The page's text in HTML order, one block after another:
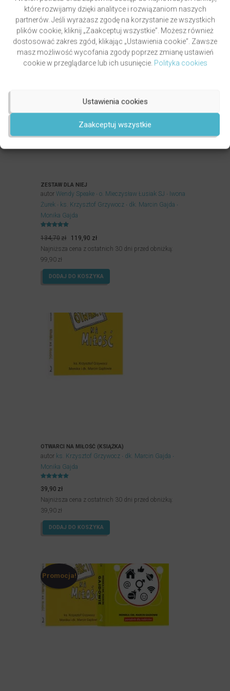
które rozwijamy dzięki analityce i rozwiązaniom naszych
partnerów. Jeśli wyrażasz zgodę na korzystanie ze wszystkich
plików cookie, kliknij „Zaakceptuj wszystkie”. Możesz również
dostosować zakres zgód, klikając „Ustawienia cookie”. Zawsze
masz możliwość wycofania zgody poprzez zmianę ustawień
cookie w przeglądarce lub ich usunięcie. Polityka cookies
Zaakceptuj wszystkie
Ustawienia cookies
179,60zł. 149,90zł.
DODAJ DO KOSZYKA
Promocja!
ZESTAW DLA NIEJ
autor Wendy Speake o. Mieczysław Łusiak SJ
Iwona
Żurek
ks. Krzysztof Grzywocz
dk. Marcin Gajda
Monika Gajda
5.00
134,70zł
Pierwotna
cena
134,70zł.
119,90 złAktualna
cena
119,90zł.
Najniższa cena z ostatnich 30 dni przed obniżką:
99,90 zł
DODAJ DO KOSZYKA
OTWARCI NA MIŁOŚĆ (KSIĄŻKA)
autor ks. Krzysztof Grzywocz
dk. Marcin Gajda
Monika Gajda
5.00
na 5.
39,90 zł
Najniższa cena z ostatnich 30 dni przed obniżką:
39,90 zł
DODAJ DO KOSZYKA
Promocja!